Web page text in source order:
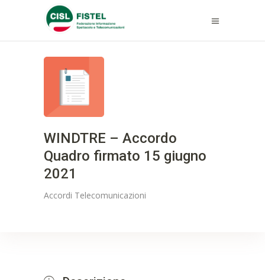
WINDTRE – Accordo
Quadro firmato 15 giugno
2021
Accordi Telecomunicazioni